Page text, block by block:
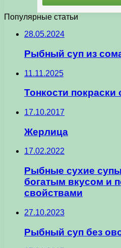
Популярные статьи
28.05.2024
Рыбный суп из
11.11.2025
Тонкости
17.10.2017
Жерлица
17.02.2022
Рыбные сухие
богатым вкусом и
свойствами
27.10.2023
Рыбный суп без